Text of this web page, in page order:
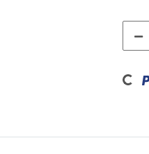
Loading...